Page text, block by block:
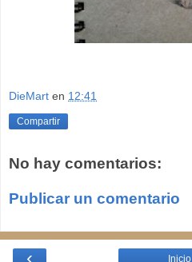
DieMart en 12:41
Compartir
No hay comentarios:
Publicar un comentario
Inicio